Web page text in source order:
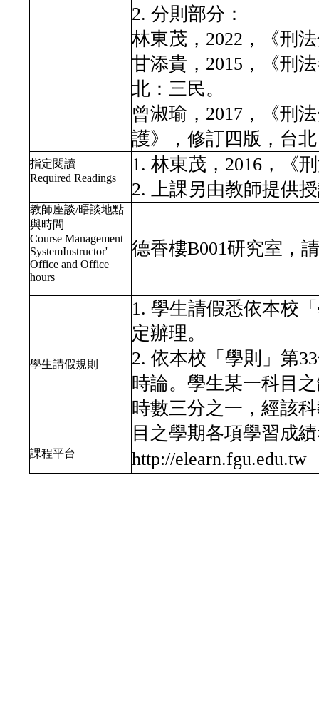
2. 分則部分：
林東茂，2022，《刑
甘添貴，2015，《刑
北：三民。
曾淑瑜，2017，《刑
護》，修訂四版，台
指定閱讀
Required Readings
1. 林東茂，2016，《
2. 上課另由教師提供
教師座談/晤談地點
與時間
Course Management
SystemInstructor'
Office and Office
hours
德香樓B001研究室，
學生請假規則
1. 學生請假悉依本校
定辦理。
2. 依本校「學則」第
時論。學生某一科目
時數三分之一，經該
目之學期各項學習成
課程平台 http://elearn.fgu.edu.tw